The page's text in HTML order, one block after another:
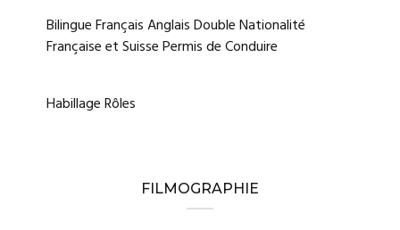
Bilingue Français Anglais Double Nationalité
Française et Suisse Permis de Conduire
Habillage Rôles
FILMOGRAPHIE